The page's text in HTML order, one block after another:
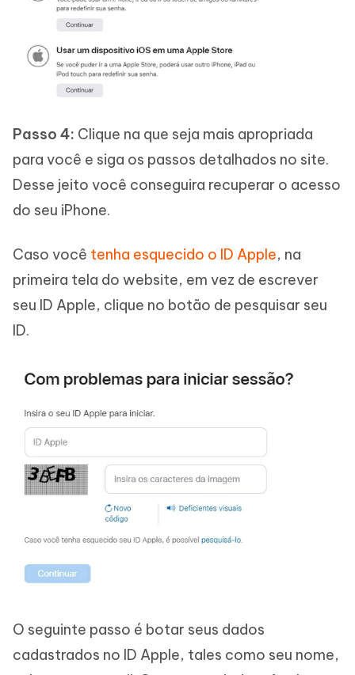
Passo 4: Clique na que seja mais apropriada
para você e siga os passos detalhados no site.
Desse jeito você conseguira recuperar o acesso
do seu iPhone.
Caso você tenha esquecido o ID Apple, na
primeira tela do website, em vez de escrever
seu ID Apple, clique no botão de pesquisar seu
ID.
O seguinte passo é botar seus dados
cadastrados no ID Apple, tales como seu nome,